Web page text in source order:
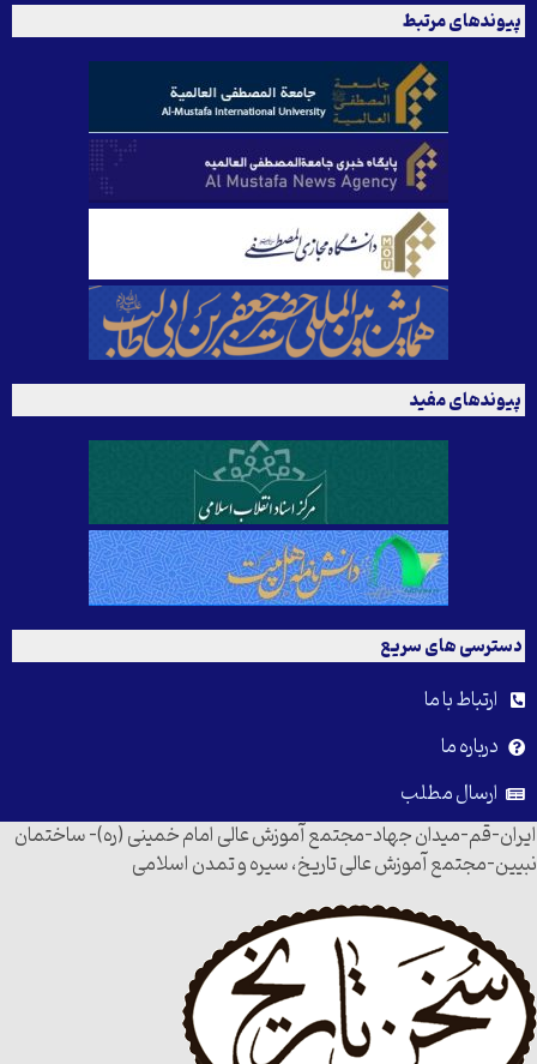
پیوندهای مرتبط
پیوندهای مفید
دسترسی های سریع
ارتباط با ما
درباره ما
ارسال مطلب
ایران-قم-میدان جهاد-مجتمع آموزش عالی امام خمینی (ره)- ساختمان
نبیین-مجتمع آموزش عالی تاریخ، سیره و تمدن اسلامی